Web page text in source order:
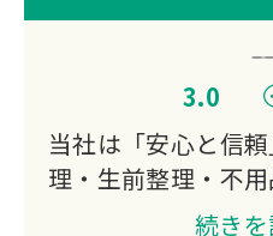
3.0
当社は「安心と信
理・生前整理・不
続き